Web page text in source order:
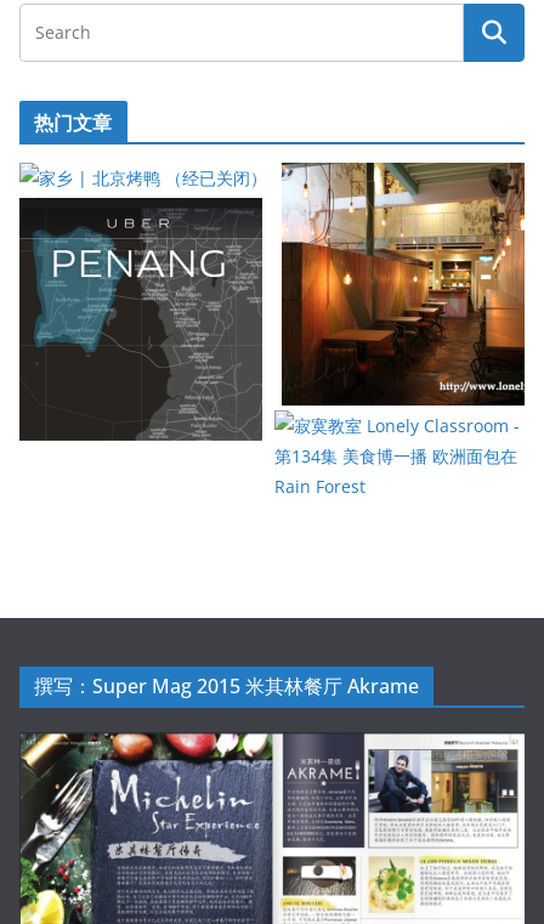
热门文章
撰写：Super Mag 2015 米其林餐厅 Akrame